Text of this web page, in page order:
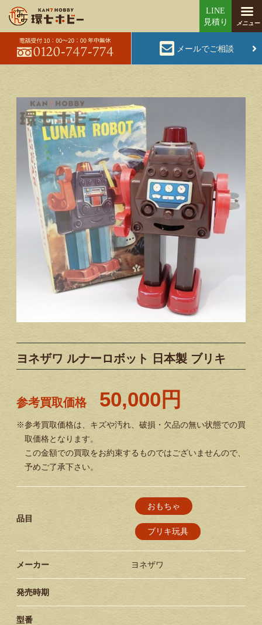
メールでご相談
ヨネザワ ルナーロボット 日本製 ブリキ
参考買取価格 50,000円
※参考買取価格は、キズや汚れ、破損・欠品の無い状態での買
取価格となります。
この金額での買取をお約束するものではございませんので、
予めご了承下さい。
品目
おもちゃ
ブリキ玩具
メーカー ヨネザワ
発売時期
型番